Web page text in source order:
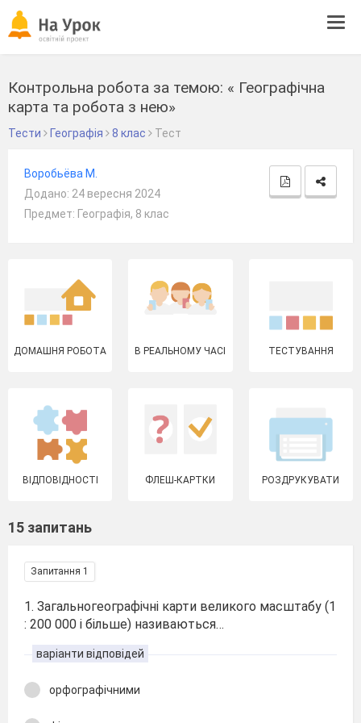
Контрольна робота за темою: « Географічна
карта та робота з нею»
Тести Географія 8 клас Тест
Воробьёва М.
Додано: 24 вересня 2024
Предмет: Географія, 8 клас
ДОМАШНЯ РОБОТА В РЕАЛЬНОМУ ЧАСІ ТЕСТУВАННЯ
ВІДПОВІДНОСТІ ФЛЕШ-КАРТКИ РОЗДРУКУВАТИ
15 запитань
Запитання 1
1. Загальногеографічні карти великого масштабу (1
: 200 000 і більше) називаються…
варіанти відповідей
орфографічними